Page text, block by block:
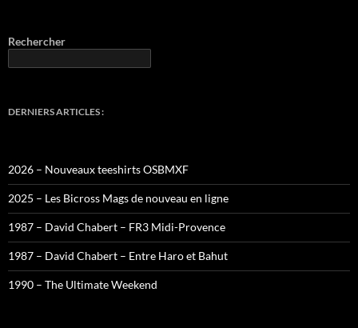
Rechercher
DERNIERS ARTICLES :
2026 – Nouveaux teeshirts OSBMXF
2025 – Les Bicross Mags de nouveau en ligne
1987 – David Chabert – FR3 Midi-Provence
1987 – David Chabert – Entre Haro et Bahut
1990 – The Ultimate Weekend